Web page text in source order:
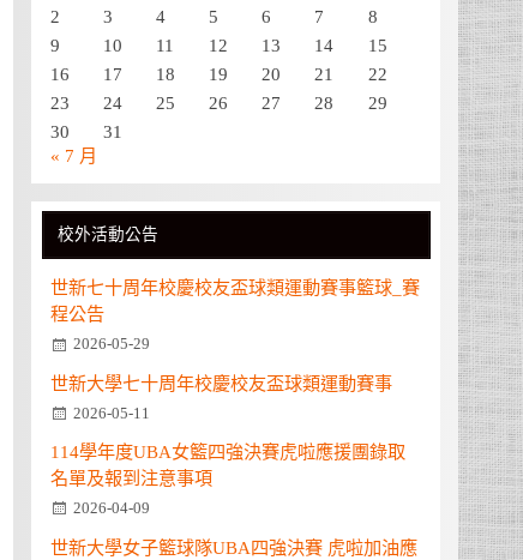
2
3 4 5 6 7
8
9
10 11 12 13 14
15
16
17 18 19 20 21
22
23
24 25 26 27 28
29
30
31
« 7 月
校外活動公告
世新七十周年校慶校友盃球類運動賽事籃球_賽
程公告
2026-05-29
世新大學七十周年校慶校友盃球類運動賽事
2026-05-11
114學年度UBA女籃四強決賽虎啦應援團錄取
名單及報到注意事項
2026-04-09
世新大學女子籃球隊UBA四強決賽 虎啦加油應